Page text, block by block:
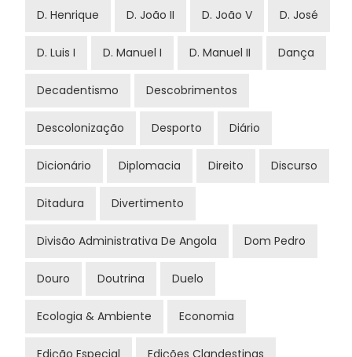
D. Henrique D. João II D. João V D. José
D. Luis I D. Manuel I D. Manuel II Dança
Decadentismo Descobrimentos
Descolonização Desporto Diário
Dicionário Diplomacia Direito Discurso
Ditadura Divertimento
Divisão Administrativa De Angola Dom Pedro
Douro Doutrina Duelo
Ecologia & Ambiente Economia